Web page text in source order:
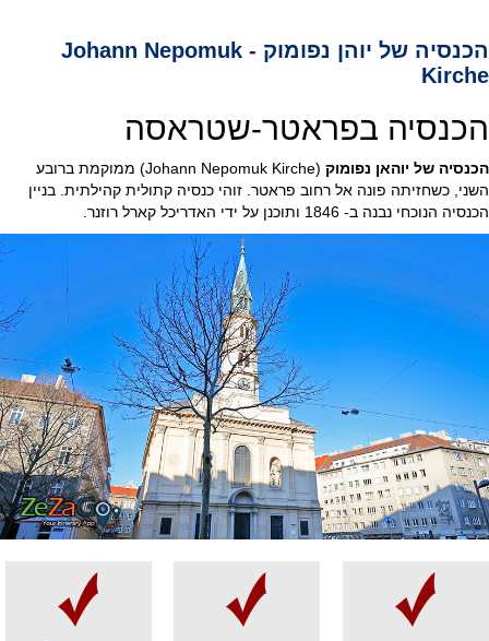
הכנסיה של יוהן נפומוק - Johann Nepomuk
Kirche
הכנסיה בפראטר-שטראסה
הכנסיה של יוהאן נפומוק
(Johann Nepomuk Kirche) ממוקמת ברובע
השני, כשחזיתה פונה אל רחוב פראטר. זוהי כנסיה קתולית קהילתית. בניין
הכנסיה הנוכחי נבנה ב- 1846 ותוכנן על ידי האדריכל קארל רוזנר.